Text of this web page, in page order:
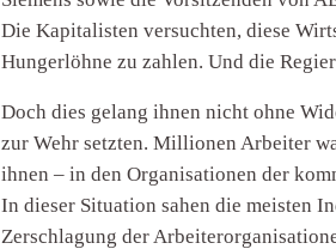
Die Kapitalisten versuchten, diese
Hungerlöhne zu zahlen. Und die
Doch dies gelang ihnen nicht ohne
zur Wehr setzten. Millionen Arbeiter
ihnen – in den Organisationen der
In dieser Situation sahen die meisten
Zerschlagung der